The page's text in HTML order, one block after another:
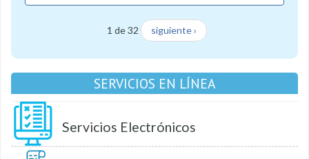
1 de 32 siguiente ›
SERVICIOS EN LÍNEA
Servicios Electrónicos